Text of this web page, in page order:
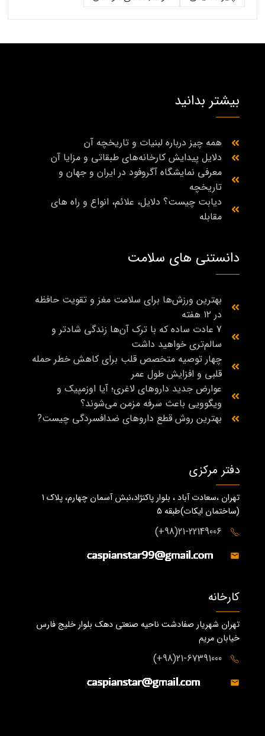
بیشتر بدانید
همه چیز درباره لبنیات و تاریخچه آن
دلایل پیدایش کارخانه‌های طبقاتی و مزایا آن
معرفی نمایشگاه آگروفود در ایران و جهان و
تاریخچه
دیابت چیست؟ دلایل، علائم، انواع و راه‌ های
مقابله
دانستنی های سلامت
بهترین ورزش‌ها برای سلامت مغز و تقویت حافظه
در ۱۲ هفته
7 عادت ساده که با ترک آن‌ها زندگی شادتر و
سالم‌تری خواهید داشت
چهار توصیه متخصص قلب برای کاهش خطر حمله
قلبی و افزایش طول عمر
عوارض جدید داروهای لاغری؛ آیا اوزمپیک و
ویگوویی باعث سرفه مزمن می‌شوند؟
بهترین روش قطع داروهای ضدافسردگی چیست?
دفتر مرکزی
تهران ،سعادت آباد ، بلوار پاکنژاد،نبش آسمان چهارم، پلاک 1
(ساختمان ايكات)طبقه ٥
21-22149006(98+)
کارخانه
تهران شهریار صفادشت ناحیه صنعتی دهک بلوار خلیج فارس
خیابان مریم
21-67391000(98+)